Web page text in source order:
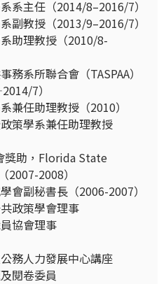
系主任（2014/8–2016/7）
副教授（2013/9–2016/7）
助理教授（2010/8-
務系所聯合會（TASPAA）
7）
兼任助理教授（2010）
策學系兼任助理教授
助，Florida State
2008）
會副秘書長（2006-2007）
政策學會理事
協會理事
務人力發展中心講座
閱卷委員